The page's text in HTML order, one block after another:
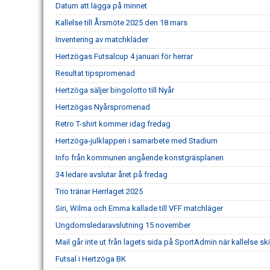
Datum att lägga på minnet
Kallelse till Årsmöte 2025 den 18 mars
Inventering av matchkläder
Hertzögas Futsalcup 4 januari för herrar
Resultat tipspromenad
Hertzöga säljer bingolotto till Nyår
Hertzögas Nyårspromenad
Retro T-shirt kommer idag fredag
Hertzöga-julklappen i samarbete med Stadium
Info från kommunen angående konstgräsplanen
34 ledare avslutar året på fredag
Trio tränar Herrlaget 2025
Siri, Wilma och Emma kallade till VFF matchläger
Ungdomsledaravslutning 15 november
Mail går inte ut från lagets sida på SportAdmin när kallelse
Futsal i Hertzöga BK